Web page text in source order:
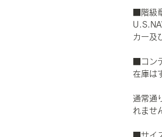
■階級
カー及
■コン
在庫は
通常通
れませ
■サイ